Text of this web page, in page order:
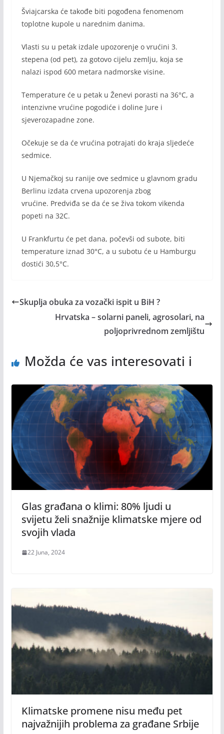
Šviajcarska će takođe biti pogođena fenomenom
toplotne kupole u narednim danima.
Vlasti su u petak izdale upozorenje o vrućini 3.
stepena (od pet), za gotovo cijelu zemlju, koja se
nalazi ispod 600 metara nadmorske visine.
Temperature će u petak u Ženevi porasti na 36°C, a
intenzivne vrućine pogodiće i doline Jure i
sjeverozapadne zone.
Očekuje se da će vrućina potrajati do kraja sljedeće
sedmice.
U Njemačkoj su ranije ove sedmice u glavnom gradu
Berlinu izdata crvena upozorenja zbog
vrućine. Predviđa se da će se živa tokom vikenda
popeti na 32C.
U Frankfurtu će pet dana, počevši od subote, biti
temperature iznad 30°C, a u subotu će u Hamburgu
dostići 30,5°C.
Skuplja obuka za vozački ispit u BiH ?
Hrvatska – solarni paneli, agrosolari, na
poljoprivrednom zemljištu
Možda će vas interesovati i
Glas građana o klimi: 80% ljudi u
svijetu želi snažnije klimatske mjere od
svojih vlada
22 Juna, 2024
Klimatske promene nisu među pet
najvažnijih problema za građane Srbije